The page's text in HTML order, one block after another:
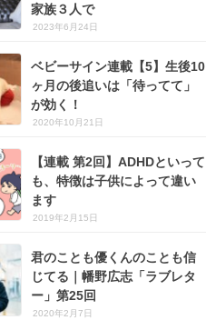
家族３人で
2023年6月24日
ベビーサイン連載【5】生後10
ヶ月の後追いは「待ってて」
が効く！
2020年10月21日
【連載 第2回】ADHDといって
も、特徴は子供によって違い
ます
2019年2月15日
君のことも優くんのことも信
じてる｜幡野広志「ラブレタ
ー」第25回
2020年2月7日